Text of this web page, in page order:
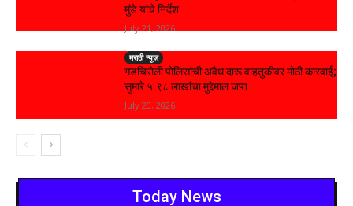
मुंडे यांचे निर्देश
July 21, 2026
मराठी न्यूज़
गडचिरोली पोलिसांची अवैध दारू वाहतुकीवर मोठी कारवाई;
सुमारे ५.९८ लाखांचा मुद्देमाल जप्त
July 20, 2026
Today News